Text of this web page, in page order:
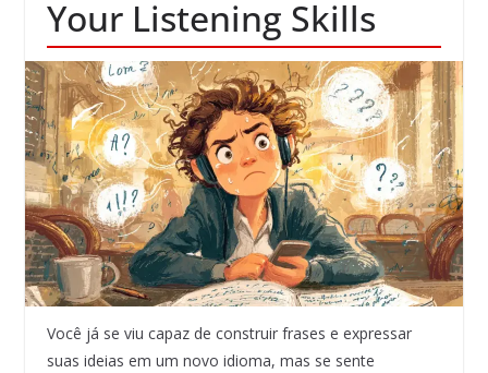
Your Listening Skills
Você já se viu capaz de construir frases e expressar
suas ideias em um novo idioma, mas se sente